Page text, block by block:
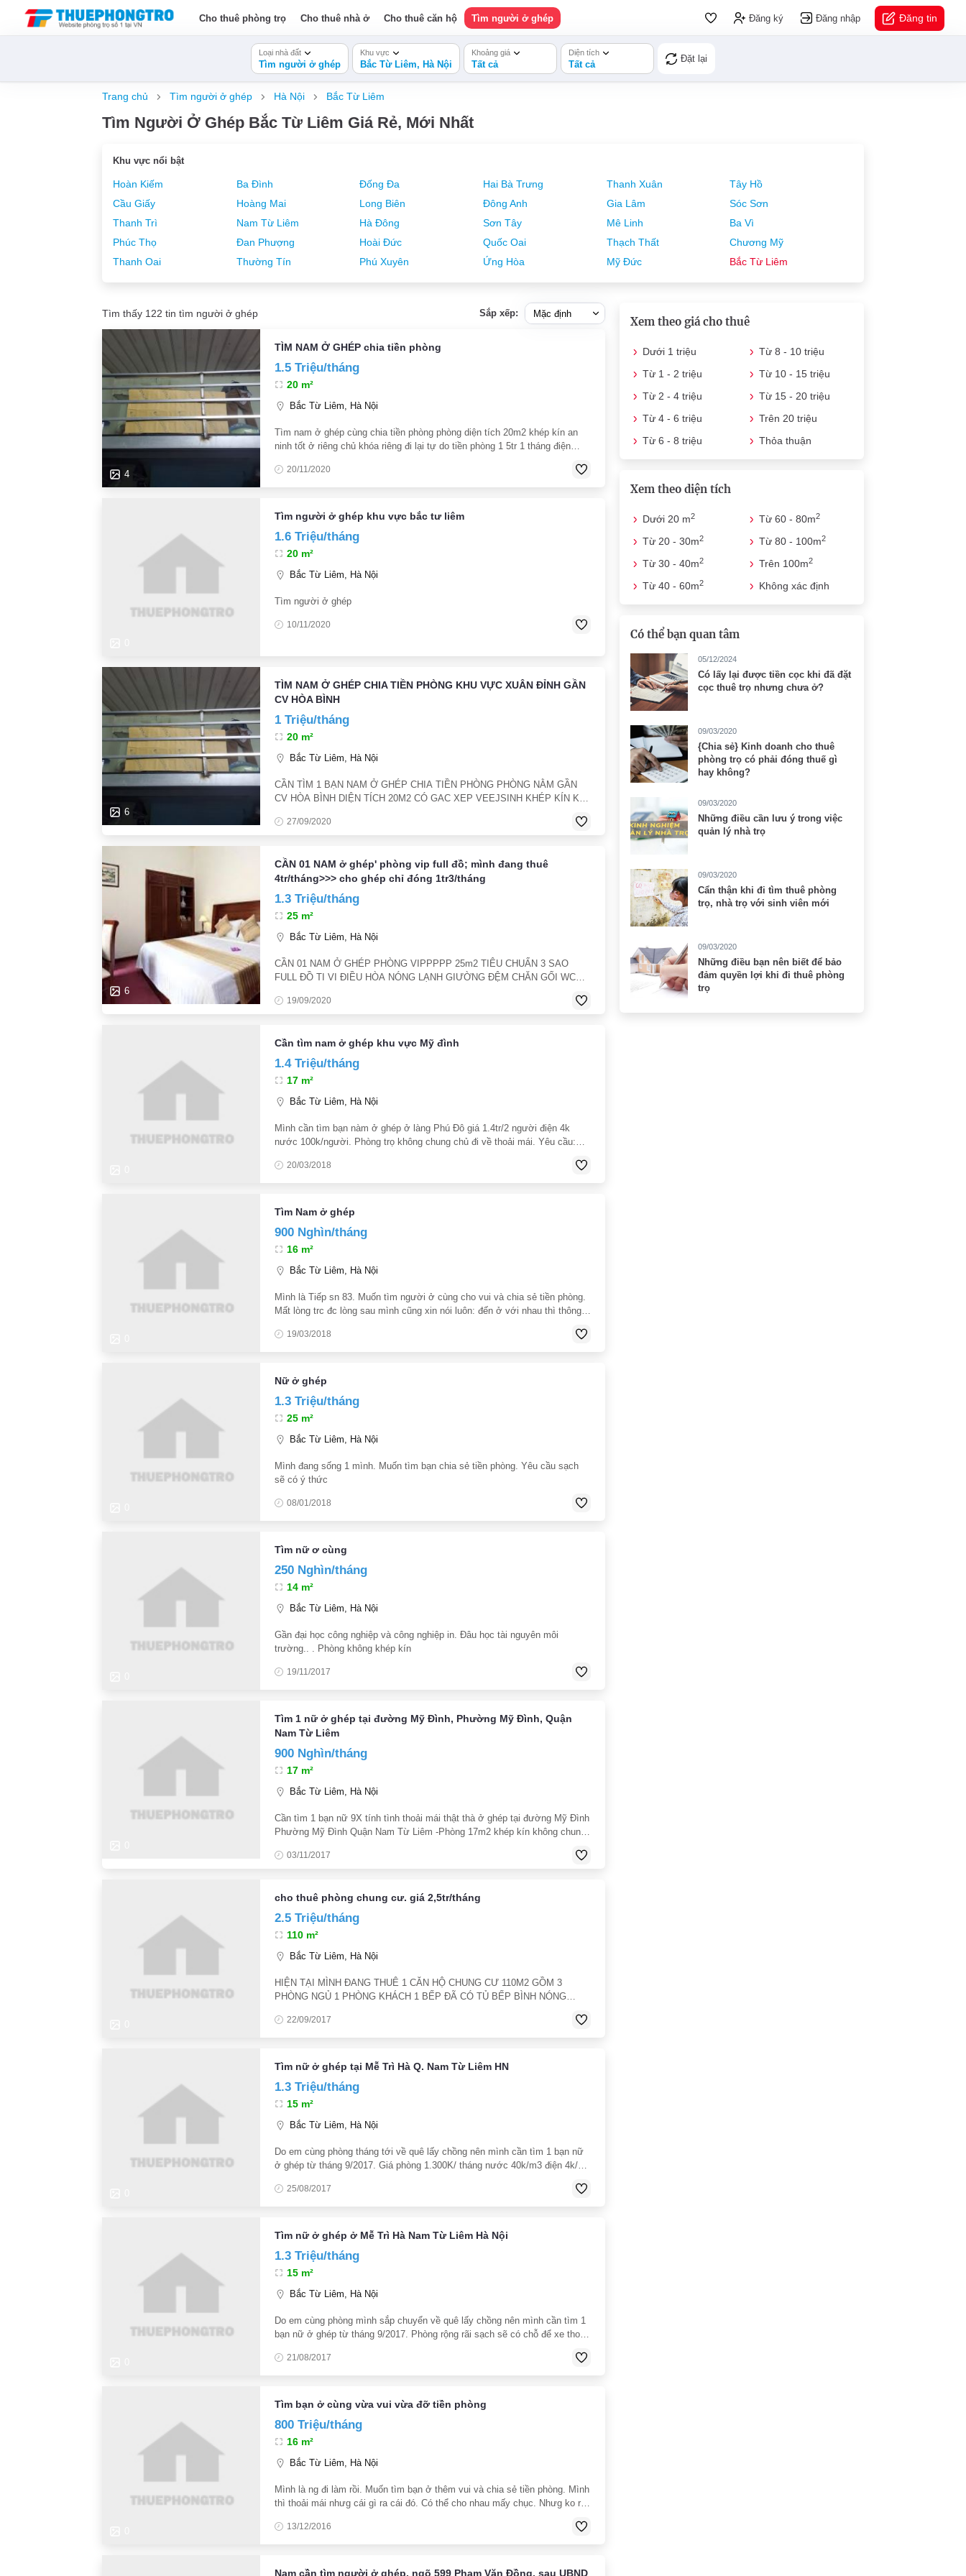
Cho thuê phòng trọ Cho thuê nhà ở Cho thuê căn hộ Tìm người ở ghép Đăng ký Đăng nhập Đăng tin
Loại nhà đất
Tìm người ở ghép
Khu vực
Bắc Từ Liêm, Hà Nội
Khoảng giá
Tất cả
Diện tích
Tất cả
Đặt lại
Trang chủ Tìm người ở ghép Hà Nội Bắc Từ Liêm
Tìm Người Ở Ghép Bắc Từ Liêm Giá Rẻ, Mới Nhất
Khu vực nổi bật
Hoàn Kiếm Ba Đình Đống Đa Hai Bà Trưng Thanh Xuân
Tây Hồ
Cầu Giấy
Hoàng Mai Long Biên Đông Anh Gia Lâm
Sóc Sơn
Thanh Trì
Nam Từ Liêm Hà Đông Sơn Tây Mê Linh
Ba Vì
Phúc Thọ
Đan Phượng Hoài Đức Quốc Oai Thạch Thất
Chương Mỹ
Thanh Oai
Thường Tín Phú Xuyên Ứng Hòa Mỹ Đức Bắc Từ Liêm
Tìm thấy 122 tin tìm người ở ghép Sắp xếp:
4
TÌM NAM Ở GHÉP chia tiền phòng
1.5 Triệu/tháng
20 m²
Bắc Từ Liêm, Hà Nội
Tìm nam ở ghép cùng chia tiền phòng phòng diện tích 20m2 khép kín an
ninh tốt ở riêng chủ khóa riêng đi lại tự do tiền phòng 1 5tr 1 tháng điện
20/11/2020
Tìm người ở ghép khu vực bắc tư liêm
1.6 Triệu/tháng
20 m²
Bắc Từ Liêm, Hà Nội
Tìm người ở ghép
10/11/2020
6
TÌM NAM Ở GHÉP CHIA TIỀN PHÒNG KHU VỰC XUÂN ĐỈNH GẦN
CV HÒA BÌNH
1 Triệu/tháng
20 m²
Bắc Từ Liêm, Hà Nội
CẦN TÌM 1 BẠN NAM Ở GHÉP CHIA TIỀN PHÒNG PHÒNG NẰM GẦN
CV HÒA BÌNH DIỆN TÍCH 20M2 CÓ GAC XEP VEEJSINH KHÉP KÍN KO
27/09/2020
6
CẦN 01 NAM ở ghép' phòng vip full đồ; mình đang thuê
4tr/tháng>>> cho ghép chỉ đóng 1tr3/tháng
1.3 Triệu/tháng
25 m²
Bắc Từ Liêm, Hà Nội
CẦN 01 NAM Ở GHÉP PHÒNG VIPPPPP 25m2 TIÊU CHUẨN 3 SAO
FULL ĐỒ TI VI ĐIỀU HÒA NÓNG LẠNH GIƯỜNG ĐỆM CHĂN GỐI WC
CHỖ PHƠI ĐỒ.V.V.. CAMERA 24/7. MÌNH ĐANG THUÊ 4Trieu/tháng cọc
19/09/2020
Cần tìm nam ở ghép khu vực Mỹ đình
1.4 Triệu/tháng
17 m²
Bắc Từ Liêm, Hà Nội
Mình cần tìm bạn nàm ở ghép ở làng Phú Đô giá 1.4tr/2 người điện 4k
nước 100k/người. Phòng trọ không chung chủ đi về thoải mái. Yêu cầu:
20/03/2018
Tìm Nam ở ghép
900 Nghìn/tháng
16 m²
Bắc Từ Liêm, Hà Nội
Mình là Tiếp sn 83. Muốn tìm người ở cùng cho vui và chia sẻ tiền phòng.
Mất lòng trc đc lòng sau mình cũng xin nói luôn: đến ở với nhau thì thông
19/03/2018
Nữ ở ghép
1.3 Triệu/tháng
25 m²
Bắc Từ Liêm, Hà Nội
Mình đang sống 1 mình. Muốn tìm bạn chia sẻ tiền phòng. Yêu cầu sạch
sẽ có ý thức
08/01/2018
Tìm nữ ơ cùng
250 Nghìn/tháng
14 m²
Bắc Từ Liêm, Hà Nội
Gần đại học công nghiệp và công nghiệp in. Đâu học tài nguyên môi
trường.. . Phòng không khép kín
19/11/2017
Tìm 1 nữ ở ghép tại đường Mỹ Đình, Phường Mỹ Đình, Quận
Nam Từ Liêm
900 Nghìn/tháng
17 m²
Bắc Từ Liêm, Hà Nội
Cần tìm 1 bạn nữ 9X tính tình thoải mái thật thà ở ghép tại đường Mỹ Đình
Phường Mỹ Đình Quận Nam Từ Liêm -Phòng 17m2 khép kín không chung
người(đã bao
03/11/2017
cho thuê phòng chung cư. giá 2,5tr/tháng
2.5 Triệu/tháng
110 m²
Bắc Từ Liêm, Hà Nội
HIỆN TẠI MÌNH ĐANG THUÊ 1 CĂN HỘ CHUNG CƯ 110M2 GỒM 3
PHÒNG NGỦ 1 PHÒNG KHÁCH 1 BẾP ĐÃ CÓ TỦ BẾP BÌNH NÓNG
KHÔNG SỬ DỤNG HẾT NÊN MUỐN CHO THUÊ LẠI 1 PHÒNG
22/09/2017
Tìm nữ ở ghép tại Mễ Trì Hà Q. Nam Từ Liêm HN
1.3 Triệu/tháng
15 m²
Bắc Từ Liêm, Hà Nội
Do em cùng phòng tháng tới về quê lấy chồng nên mình cần tìm 1 bạn nữ
ở ghép từ tháng 9/2017. Giá phòng 1.300K/ tháng nước 40k/m3 điện 4k/số
chỗ để xe
25/08/2017
Tìm nữ ở ghép ở Mễ Trì Hà Nam Từ Liêm Hà Nội
1.3 Triệu/tháng
15 m²
Bắc Từ Liêm, Hà Nội
Do em cùng phòng mình sắp chuyển về quê lấy chồng nên mình cần tìm 1
bạn nữ ở ghép từ tháng 9/2017. Phòng rộng rãi sạch sẽ có chỗ để xe thoải
Địa chỉ: Gần chợ Mễ
21/08/2017
Tìm bạn ở cùng vừa vui vừa đỡ tiền phòng
800 Triệu/tháng
16 m²
Bắc Từ Liêm, Hà Nội
Mình là ng đi làm rồi. Muốn tìm bạn ở thêm vui và chia sẻ tiền phòng. Mình
thì thoải mái nhưg cái gì ra cái đó. Có thể cho nhau mấy chục. Nhưg ko rõ
13/12/2016
Nam cần tìm người ở ghép, ngõ 599 Phạm Văn Đồng, sau UBND
Xem theo giá cho thuê
Dưới 1 triệu
Từ 1 - 2 triệu
Từ 2 - 4 triệu
Từ 4 - 6 triệu
Từ 6 - 8 triệu
Từ 8 - 10 triệu
Từ 10 - 15 triệu
Từ 15 - 20 triệu
Trên 20 triệu
Thỏa thuận
Xem theo diện tích
Dưới 20 m2
Từ 20 - 30m2
Từ 30 - 40m2
Từ 40 - 60m2
Từ 60 - 80m2
Từ 80 - 100m2
Trên 100m2
Không xác định
Có thể bạn quan tâm
05/12/2024
Có lấy lại được tiền cọc khi đã đặt
cọc thuê trọ nhưng chưa ở?
09/03/2020
{Chia sẻ} Kinh doanh cho thuê
phòng trọ có phải đóng thuế gì
hay không?
09/03/2020
Những điều cần lưu ý trong việc
quản lý nhà trọ
09/03/2020
Cẩn thận khi đi tìm thuê phòng
trọ, nhà trọ với sinh viên mới
09/03/2020
Những điều bạn nên biết để bảo
đảm quyền lợi khi đi thuê phòng
trọ